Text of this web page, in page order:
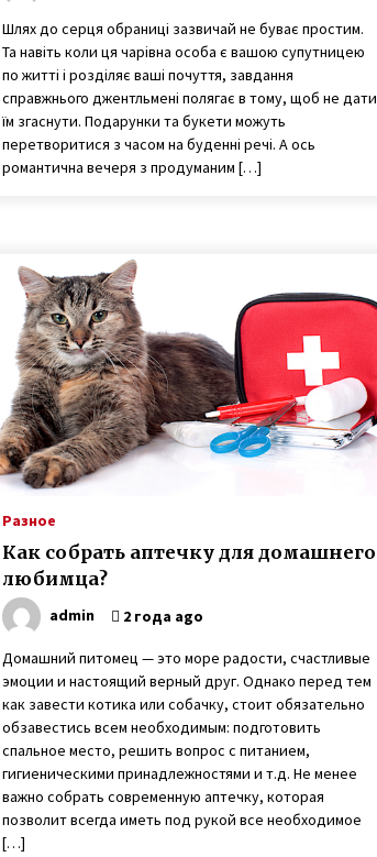
Шлях до серця обраниці зазвичай не буває простим.
Та навіть коли ця чарівна особа є вашою супутницею
по житті і розділяє ваші почуття, завдання
справжнього джентльмені полягає в тому, щоб не дати
їм згаснути. Подарунки та букети можуть
перетворитися з часом на буденні речі. А ось
романтична вечеря з продуманим […]
Разное
Как собрать аптечку для домашнего
любимца?
admin 2 года ago
Домашний питомец — это море радости, счастливые
эмоции и настоящий верный друг. Однако перед тем
как завести котика или собачку, стоит обязательно
обзавестись всем необходимым: подготовить
спальное место, решить вопрос с питанием,
гигиеническими принадлежностями и т.д. Не менее
важно собрать современную аптечку, которая
позволит всегда иметь под рукой все необходимое
[…]